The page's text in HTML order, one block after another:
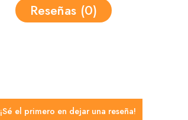
Reseñas (0)
¡Sé el primero en dejar una reseña!